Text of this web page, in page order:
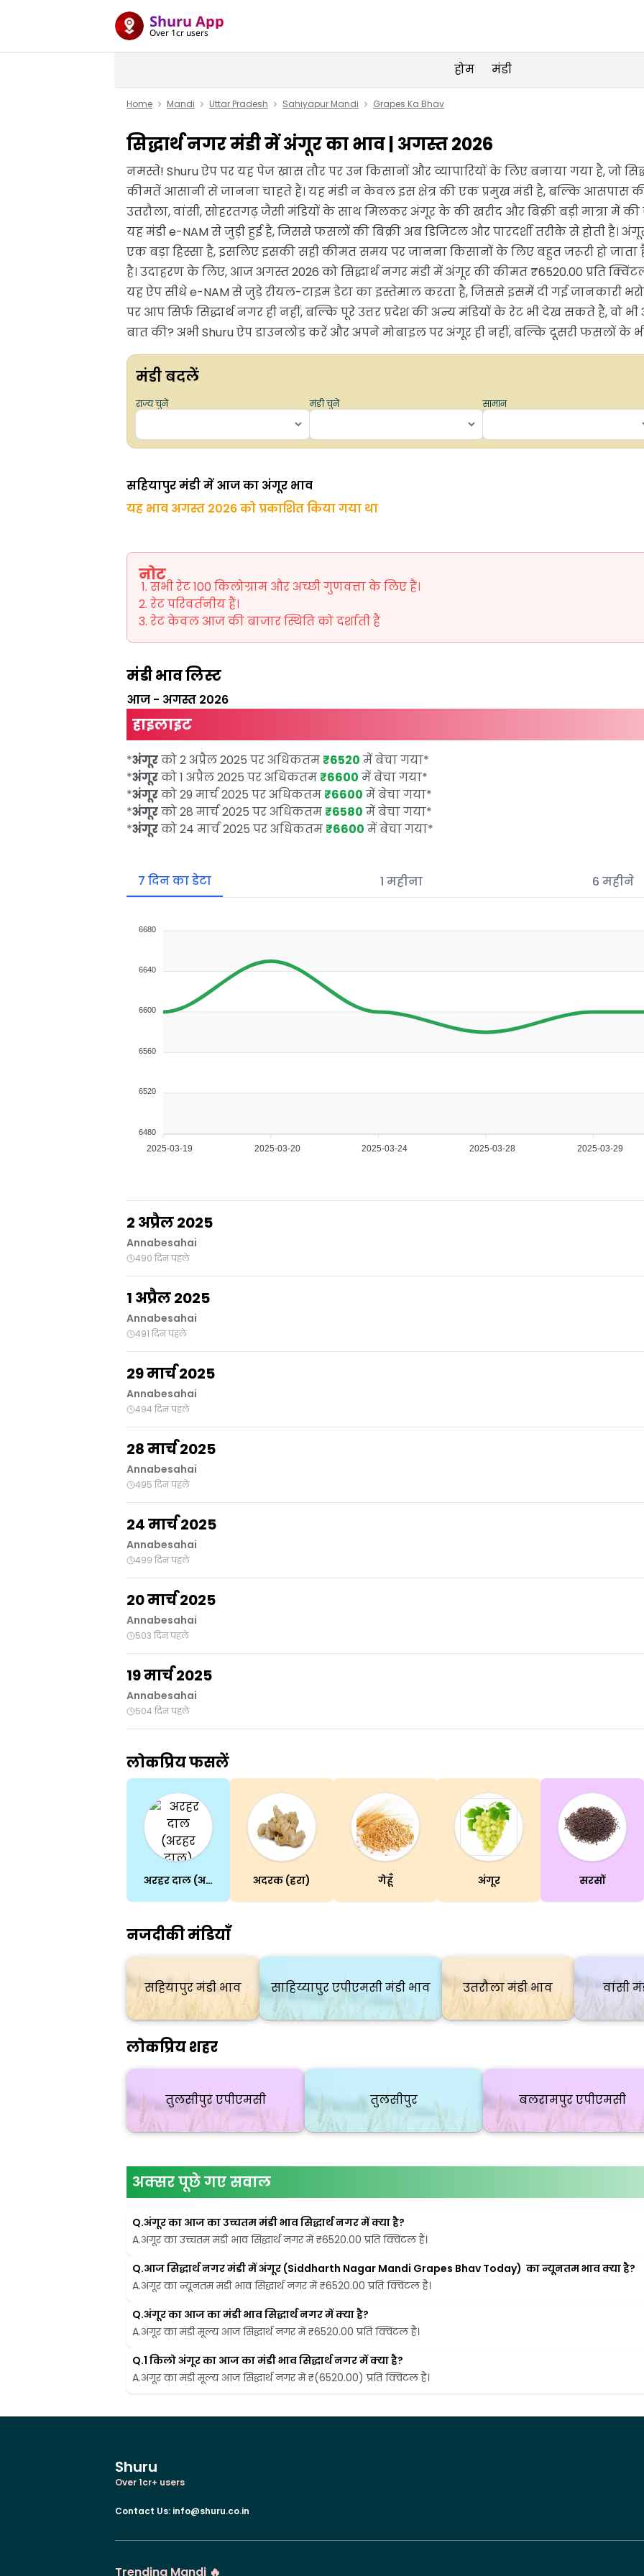
Shuru App
Over 1cr users
होम मंडी
Home Mandi Uttar Pradesh Sahiyapur Mandi Grapes Ka Bhav
सिद्धार्थ नगर मंडी में अंगूर का भाव | अगस्त 2026
नमस्ते! Shuru ऐप पर यह पेज खास तौर पर उन किसानों और व्यापारियों के लिए बनाया गया है, जो
कीमतें आसानी से जानना चाहते हैं। यह मंडी न केवल इस क्षेत्र की एक प्रमुख मंडी है, बल्कि आसपास की
उतरौला, वांसी, सोहरतगढ़ जैसी मंडियों के साथ मिलकर अंगूर के की खरीद और बिक्री बड़ी मात्रा में की
यह मंडी e-NAM से जुड़ी हुई है, जिससे फसलों की बिक्री अब डिजिटल और पारदर्शी तरीके से होती
एक बड़ा हिस्सा है, इसलिए इसकी सही कीमत समय पर जानना किसानों के लिए बहुत जरूरी हो जाता
है। उदाहरण के लिए, आज अगस्त 2026 को सिद्धार्थ नगर मंडी में अंगूर की कीमत ₹6520.00 प्रति
यह ऐप सीधे e-NAM से जुड़े रीयल-टाइम डेटा का इस्तेमाल करता है, जिससे इसमें दी गई जानकारी
पर आप सिर्फ सिद्धार्थ नगर ही नहीं, बल्कि पूरे उत्तर प्रदेश की अन्य मंडियों के रेट भी देख सकते हैं, वो
बात की? अभी Shuru ऐप डाउनलोड करें और अपने मोबाइल पर अंगूर ही नहीं, बल्कि दूसरी फसलों के
मंडी बदलें
राज्य चुनें मंडी चुनें सामान
सहियापुर मंडी में आज का अंगूर भाव
यह भाव अगस्त 2026 को प्रकाशित किया गया था
नोट
सभी रेट 100 किलोग्राम और अच्छी गुणवत्ता के लिए हैं।
रेट परिवर्तनीय हैं।
रेट केवल आज की बाजार स्थिति को दर्शाती हैं
मंडी भाव लिस्ट
आज - अगस्त 2026
हाइलाइट
*अंगूरको 2 अप्रैल 2025 पर अधिकतम ₹6520 में बेचा गया*
*अंगूरको 1 अप्रैल 2025 पर अधिकतम ₹6600 में बेचा गया*
*अंगूरको 29 मार्च 2025 पर अधिकतम ₹6600 में बेचा गया*
*अंगूरको 28 मार्च 2025 पर अधिकतम ₹6580 में बेचा गया*
*अंगूरको 24 मार्च 2025 पर अधिकतम ₹6600 में बेचा गया*
7 दिन का डेटा 1 महीना 6 महीने
6680
6640
6600
6560
6520
6480
2025-03-19 2025-03-20 2025-03-24 2025-03-28 2025-03-29
2 अप्रैल 2025
Annabesahai
490 दिन पहले
1 अप्रैल 2025
Annabesahai
491 दिन पहले
29 मार्च 2025
Annabesahai
494 दिन पहले
28 मार्च 2025
Annabesahai
495 दिन पहले
24 मार्च 2025
Annabesahai
499 दिन पहले
20 मार्च 2025
Annabesahai
503 दिन पहले
19 मार्च 2025
Annabesahai
504 दिन पहले
लोकप्रिय फसलें
अरहर दाल (अरहर दाल) अदरक (हरा) गेहूँ अंगूर सरसों
नजदीकी मंडियाँ
सहियापुर मंडी भाव साहिय्यापुर एपीएमसी मंडी भाव उतरौला मंडी भाव वांसी
लोकप्रिय शहर
तुलसीपुर एपीएमसी तुलसीपुर बलरामपुर एपीएमसी
अक्सर पूछे गए सवाल
Q.अंगूर का आज का उच्चतम मंडी भाव सिद्धार्थ नगर में क्या है?
A.अंगूर का उच्चतम मंडी भाव सिद्धार्थ नगर में ₹6520.00 प्रति क्विंटल है।
Q.आज सिद्धार्थ नगर मंडी में अंगूर (Siddharth Nagar Mandi Grapes Bhav Today)  का न्यूनतम भाव क्या है?
A.अंगूर का न्यूनतम मंडी भाव सिद्धार्थ नगर में ₹6520.00 प्रति क्विंटल है।
Q.अंगूर का आज का मंडी भाव सिद्धार्थ नगर में क्या है?
A.अंगूर का मंडी मूल्य आज सिद्धार्थ नगर में ₹6520.00 प्रति क्विंटल है।
Q.1 किलो अंगूर का आज का मंडी भाव सिद्धार्थ नगर में क्या है?
A.अंगूर का मंडी मूल्य आज सिद्धार्थ नगर में ₹(6520.00) प्रति क्विंटल है।
Shuru
Over 1cr+ users
Contact Us: info@shuru.co.in
Trending Mandi 🔥